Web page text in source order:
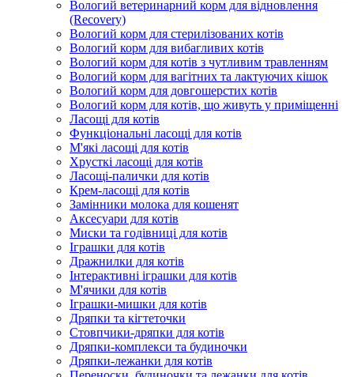
Вологий ветеринарний корм для відновлення
(Recovery)
Вологий корм для стерилізованих котів
Вологий корм для вибагливих котів
Вологий корм для котів з чутливим травленням
Вологий корм для вагітних та лактуючих кішок
Вологий корм для довгошерстих котів
Вологий корм для котів, що живуть у приміщенні
Ласощі для котів
Функціональні ласощі для котів
М'які ласощі для котів
Хрусткі ласощі для котів
Ласощі-палички для котів
Крем-ласощі для котів
Замінники молока для кошенят
Аксесуари для котів
Миски та годівниці для котів
Іграшки для котів
Дражнилки для котів
Інтерактивні іграшки для котів
М'ячики для котів
Іграшки-мишки для котів
Дряпки та кігтеточки
Стовпчики-дряпки для котів
Дряпки-комплекси та будиночки
Дряпки-лежанки для котів